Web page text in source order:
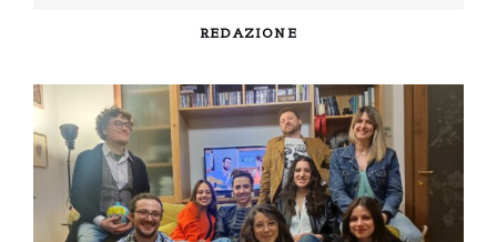
REDAZIONE